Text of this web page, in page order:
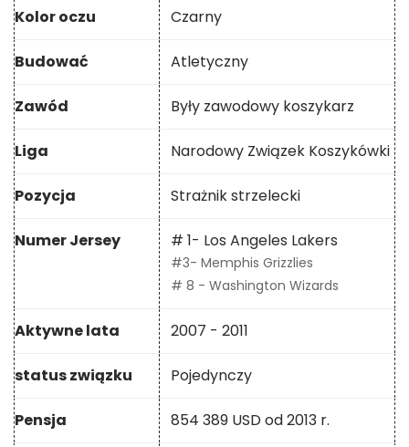
Kolor oczu Czarny
Budować Atletyczny
Zawód Były zawodowy koszykarz
Liga Narodowy Związek Koszykówki
Pozycja Strażnik strzelecki
Numer Jersey # 1- Los Angeles Lakers
#3- Memphis Grizzlies
# 8 - Washington Wizards
Aktywne lata 2007 - 2011
status związku Pojedynczy
Pensja 854 389 USD od 2013 r.